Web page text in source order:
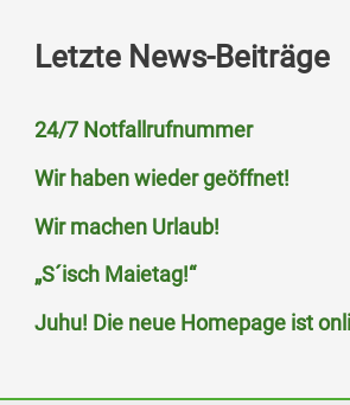
Letzte News-Beiträge
24/7 Notfallrufnummer
Wir haben wieder geöffnet!
Wir machen Urlaub!
„S´isch Maietag!“
Juhu! Die neue Homepage ist